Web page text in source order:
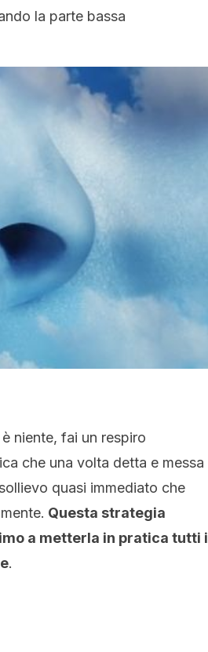
la parte bassa
niente, fai un respiro
che una volta detta e messa
quasi immediato che
Questa strategia
a metterla in pratica tutti i
.